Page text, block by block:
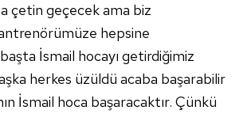
aşağıda yer alan panel
Çerezlere ilişkin detaylı bilgi
tıklayabilir,Çerez Bilgilendirme
çetin geçecek ama biz
hepsine
İsmail hocayı getirdiğimiz
herkes üzüldü acaba başarabilir
İsmail hoca başaracaktır. Çünkü